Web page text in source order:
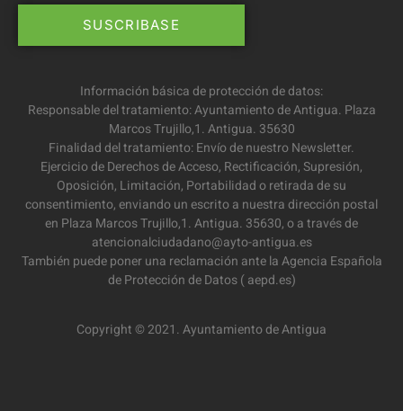
Información básica de protección de datos:
Responsable del tratamiento: Ayuntamiento de Antigua. Plaza
Marcos Trujillo,1. Antigua. 35630
Finalidad del tratamiento: Envío de nuestro Newsletter.
Ejercicio de Derechos de Acceso, Rectificación, Supresión,
Oposición, Limitación, Portabilidad o retirada de su
consentimiento, enviando un escrito a nuestra dirección postal
en Plaza Marcos Trujillo,1. Antigua. 35630, o a través de
atencionalciudadano@ayto-antigua.es
También puede poner una reclamación ante la Agencia Española
de Protección de Datos ( aepd.es)
Copyright © 2021. Ayuntamiento de Antigua